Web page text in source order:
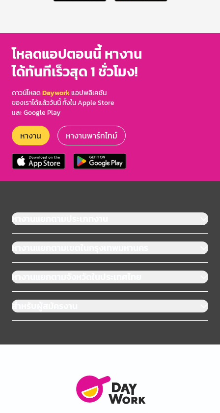
โหลดแอปตอนนี้ หางาน
ได้ทันทีเร็วสุด 1 ชั่วโมง!
ดาวน์โหลดDayworkแอปพลิเคชัน
ของเราได้แล้ววันนี้ ทั้งใน Apple Store
และ Google Play
หางาน หางานพาร์ทไทม์
หางานแยกตามประเภทงาน
หางานแยกตามเขตในกรุงเทพมหานคร
หางานแยกตามจังหวัดในประเทศไทย
สำหรับผู้สมัครงาน